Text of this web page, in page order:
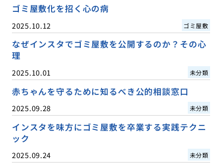
ゴミ屋敷化を招く心の病
2025.10.12 ゴミ屋敷
なぜインスタでゴミ屋敷を公開するのか？その心
理
2025.10.01 未分類
赤ちゃんを守るために知るべき公的相談窓口
2025.09.28 未分類
インスタを味方にゴミ屋敷を卒業する実践テクニ
ック
2025.09.24 未分類